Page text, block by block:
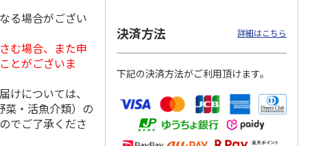
チョ
プポ
＜沼津深海プリン工
プリンセット
(送料・税込)
【冷凍】三國シェフ
推奨 2種のブリュレ
6個セット(クレー…
4,320円
＜お中元＞＜ねんり
ん家＞夏限定 ひと
くちバーム詰合せ
3,980円
(送料・税込)
る場合がござい
む場合、また申
とがございま
については、
菜・活魚介類）の
でご了承くださ
決済方法 詳細はこちら
下記の決済方法がご利用頂けます。